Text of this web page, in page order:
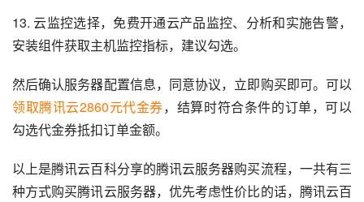
13. 云监控选择，免费开通云产品监控、分析和实施告警，
安装组件获取主机监控指标，建议勾选。
然后确认服务器配置信息，同意协议，立即购买即可。可以
领取腾讯云2860元代金券，结算时符合条件的订单，可以
勾选代金券抵扣订单金额。
以上是腾讯云百科分享的腾讯云服务器购买流程，一共有三
种方式购买腾讯云服务器，优先考虑性价比的话，腾讯云百